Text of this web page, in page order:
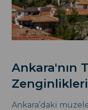
Ankara'nın
Ankara’daki